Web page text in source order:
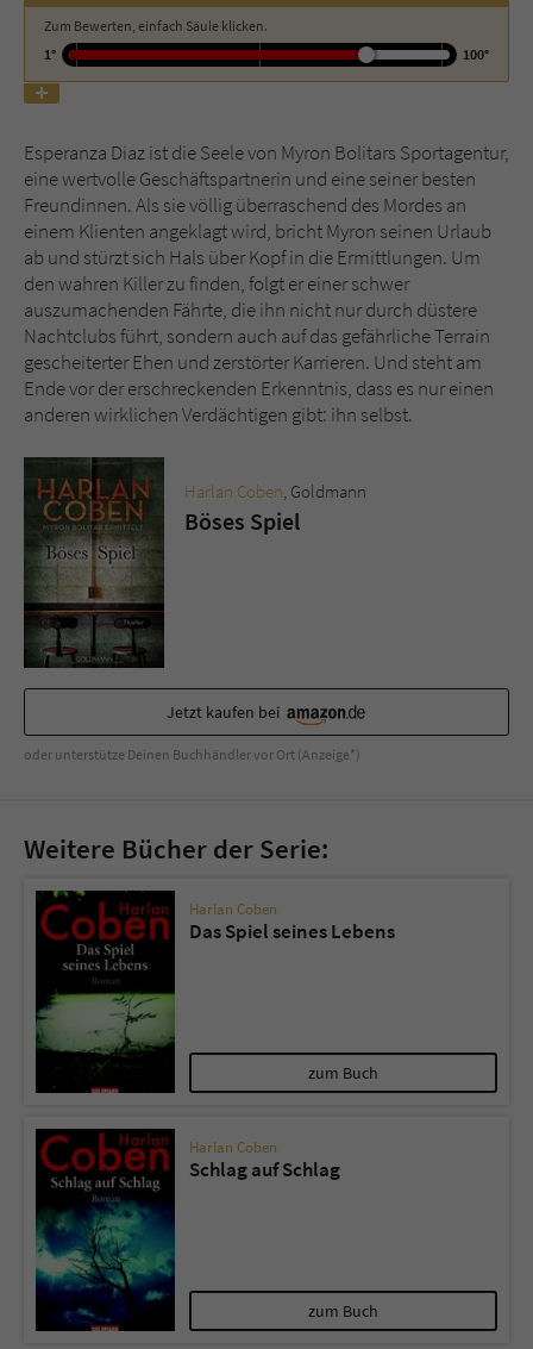
Zum Bewerten, einfach Säule klicken.
1°
100°
Esperanza Diaz ist die Seele von Myron Bolitars Sportagentur,
eine wertvolle Geschäftspartnerin und eine seiner besten
Freundinnen. Als sie völlig überraschend des Mordes an
einem Klienten angeklagt wird, bricht Myron seinen Urlaub
ab und stürzt sich Hals über Kopf in die Ermittlungen. Um
den wahren Killer zu finden, folgt er einer schwer
auszumachenden Fährte, die ihn nicht nur durch düstere
Nachtclubs führt, sondern auch auf das gefährliche Terrain
gescheiterter Ehen und zerstörter Karrieren. Und steht am
Ende vor der erschreckenden Erkenntnis, dass es nur einen
anderen wirklichen Verdächtigen gibt: ihn selbst.
Harlan Coben, Goldmann
Böses Spiel
Jetzt kaufen bei
oder unterstütze Deinen Buchhändler vor Ort (Anzeige*)
Weitere Bücher der Serie:
Harlan Coben
Das Spiel seines Lebens
zum Buch
Harlan Coben
Schlag auf Schlag
zum Buch
Name tx_pwcomments_ahash
Laufzeit 1 Jahr
Zweck Cookie für Kommentare einzelner Buchtitel
fe_typo_user
Anbieter Literatur-Couch Medien GmbH & Co. KG
Laufzeit Session
Zweck
Kommunikation der Webseite mit dem
Benutzer. Es wird benötigt um z. B. den
Sicherheitscode des Kontaktformulars zu